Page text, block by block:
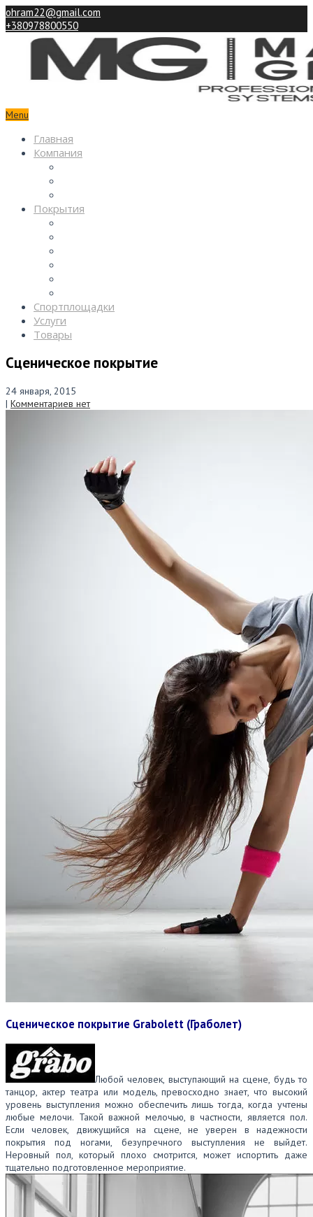
ohram22@gmail.com
+380978800550
Menu
Главная
Компания
Покрытия
Спортплощадки
Услуги
Товары
Сценическое покрытие
24 января, 2015
| Комментариев нет
Сценическое покрытие Grabolett (Граболет)
Любой человек, выступающий на сцене, будь то
танцор, актер театра или модель, превосходно знает, что высокий
уровень выступления можно обеспечить лишь тогда, когда учтены
любые мелочи. Такой важной мелочью, в частности, является пол.
Если человек, движущийся на сцене, не уверен в надежности
покрытия под ногами, безупречного выступления не выйдет.
Неровный пол, который плохо смотрится, может испортить даже
тщательно подготовленное мероприятие.